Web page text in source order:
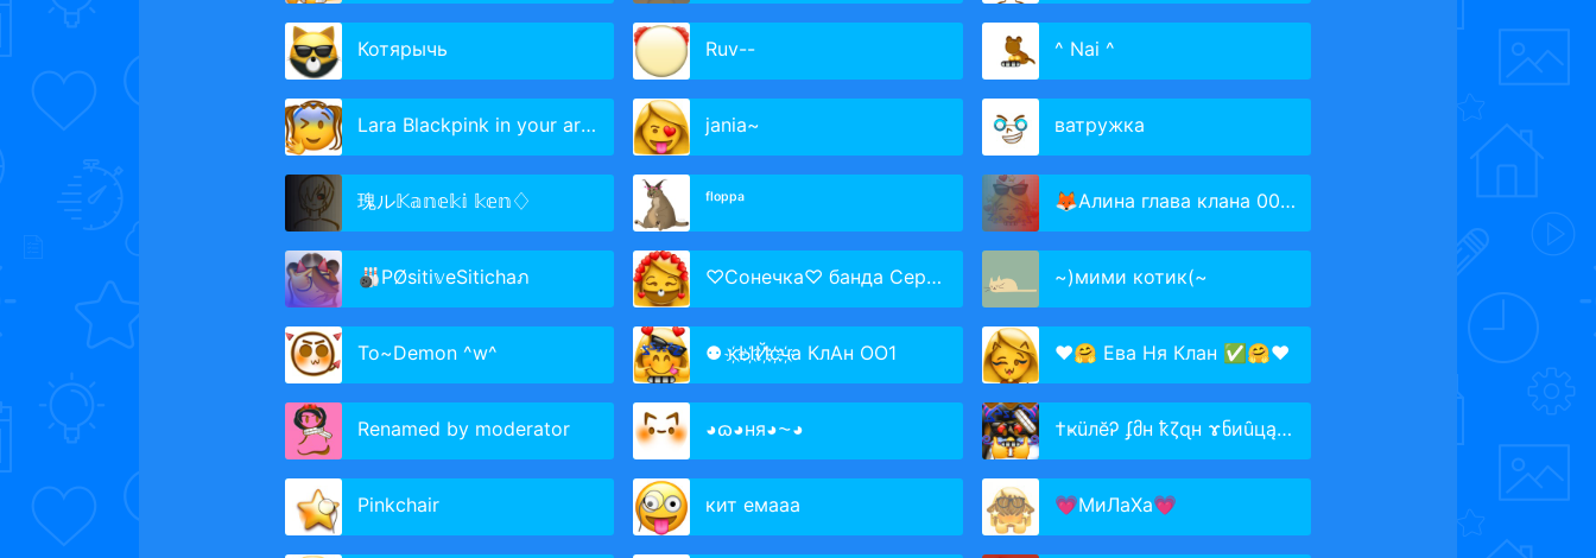
Котярычь Ruv-- ^ Nai ^
Lara Blackpink in your area🖤 jania~ ватружка
瑰ル𝕂𝕒𝕟𝕖𝕜𝕚 𝕜𝕖𝕟♢ ᶠˡᵒᵖᵖᵃ 🦊Алина глава клана 001🦊
🎳PØsiti𝕧eSitichaภ ♡Сонечка♡ банда Сердцелом ~)мими котик(~
To~Demon ^w^ ⚉ к҉Ы҉Й҉с҉ч҉а КлАн ОО1 ❤️🤗 Ева Ня Клан ✅🤗❤️
Renamed by moderator ◕ɷ◕ня◕⁓◕ †ҝüлĕᎮ ʄმн ҟζɋн ɤნиȗцą† убийцы
Pinkchair кит емааа 💗МиЛаХа💗